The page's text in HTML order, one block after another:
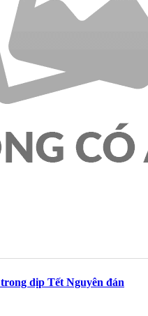
dịp Tết Nguyên đán